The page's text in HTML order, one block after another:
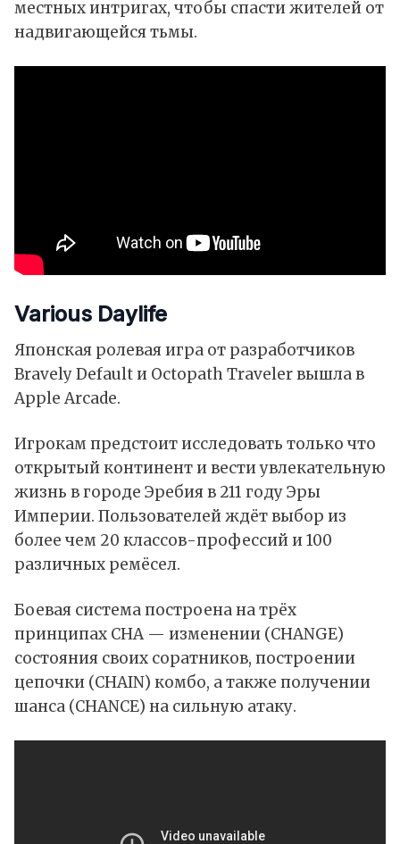
местных интригах, чтобы спасти жителей от
надвигающейся тьмы.
Various Daylife
Японская ролевая игра от разработчиков
Bravely Default и Octopath Traveler вышла в
Apple Arcade.
Игрокам предстоит исследовать только что
открытый континент и вести увлекательную
жизнь в городе Эребия в 211 году Эры
Империи. Пользователей ждёт выбор из
более чем 20 классов-профессий и 100
различных ремёсел.
Боевая система построена на трёх
принципах CHA — изменении (CHANGE)
состояния своих соратников, построении
цепочки (CHAIN) комбо, а также получении
шанса (CHANCE) на сильную атаку.